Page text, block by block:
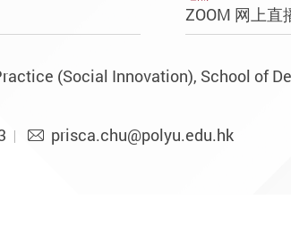
ZOOM 网上直
(Social Innovation), School of
prisca.chu@polyu.edu.hk